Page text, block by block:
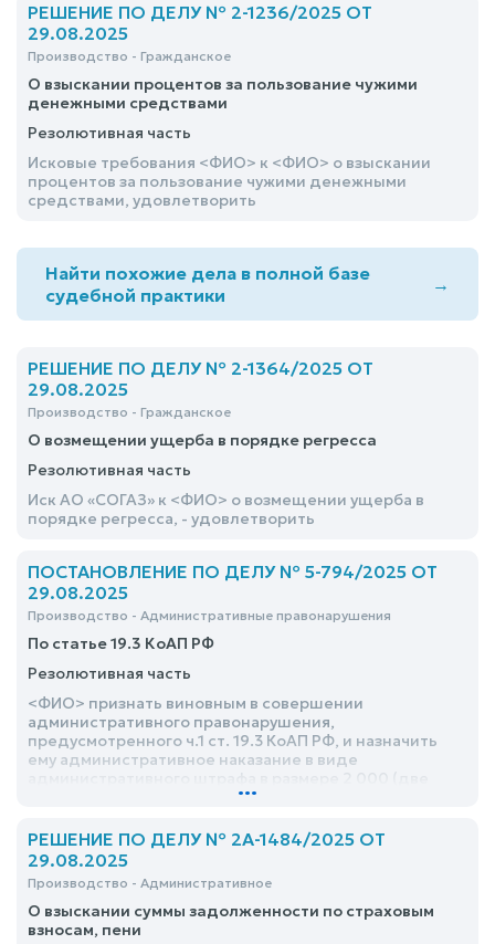
РЕШЕНИЕ ПО ДЕЛУ № 2-1236/2025 ОТ
29.08.2025
Производство - Гражданское
О взыскании процентов за пользование чужими
денежными средствами
Резолютивная часть
Исковые требования <ФИО> к <ФИО> о взыскании
процентов за пользование чужими денежными
средствами, удовлетворить
Найти похожие дела в полной базе
судебной практики
→
РЕШЕНИЕ ПО ДЕЛУ № 2-1364/2025 ОТ
29.08.2025
Производство - Гражданское
О возмещении ущерба в порядке регресса
Резолютивная часть
Иск АО «СОГАЗ» к <ФИО> о возмещении ущерба в
порядке регресса, - удовлетворить
ПОСТАНОВЛЕНИЕ ПО ДЕЛУ № 5-794/2025 ОТ
29.08.2025
Производство - Административные правонарушения
По статье 19.3 КоАП РФ
Резолютивная часть
<ФИО> признать виновным в совершении
административного правонарушения,
предусмотренного ч.1 ст. 19.3 КоАП РФ, и назначить
ему административное наказание в виде
...
РЕШЕНИЕ ПО ДЕЛУ № 2А-1484/2025 ОТ
29.08.2025
Производство - Административное
О взыскании суммы задолженности по страховым
взносам, пени